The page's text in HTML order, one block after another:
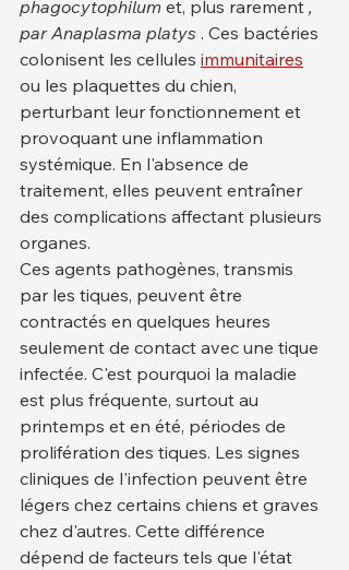
phagocytophilum et, plus rarement ,
par Anaplasma platys . Ces bactéries
colonisent les cellules immunitaires
ou les plaquettes du chien,
perturbant leur fonctionnement et
provoquant une inflammation
systémique. En l'absence de
traitement, elles peuvent entraîner
des complications affectant plusieurs
organes.
Ces agents pathogènes, transmis
par les tiques, peuvent être
contractés en quelques heures
seulement de contact avec une tique
infectée. C'est pourquoi la maladie
est plus fréquente, surtout au
printemps et en été, périodes de
prolifération des tiques. Les signes
cliniques de l'infection peuvent être
légers chez certains chiens et graves
chez d'autres. Cette différence
dépend de facteurs tels que l'état